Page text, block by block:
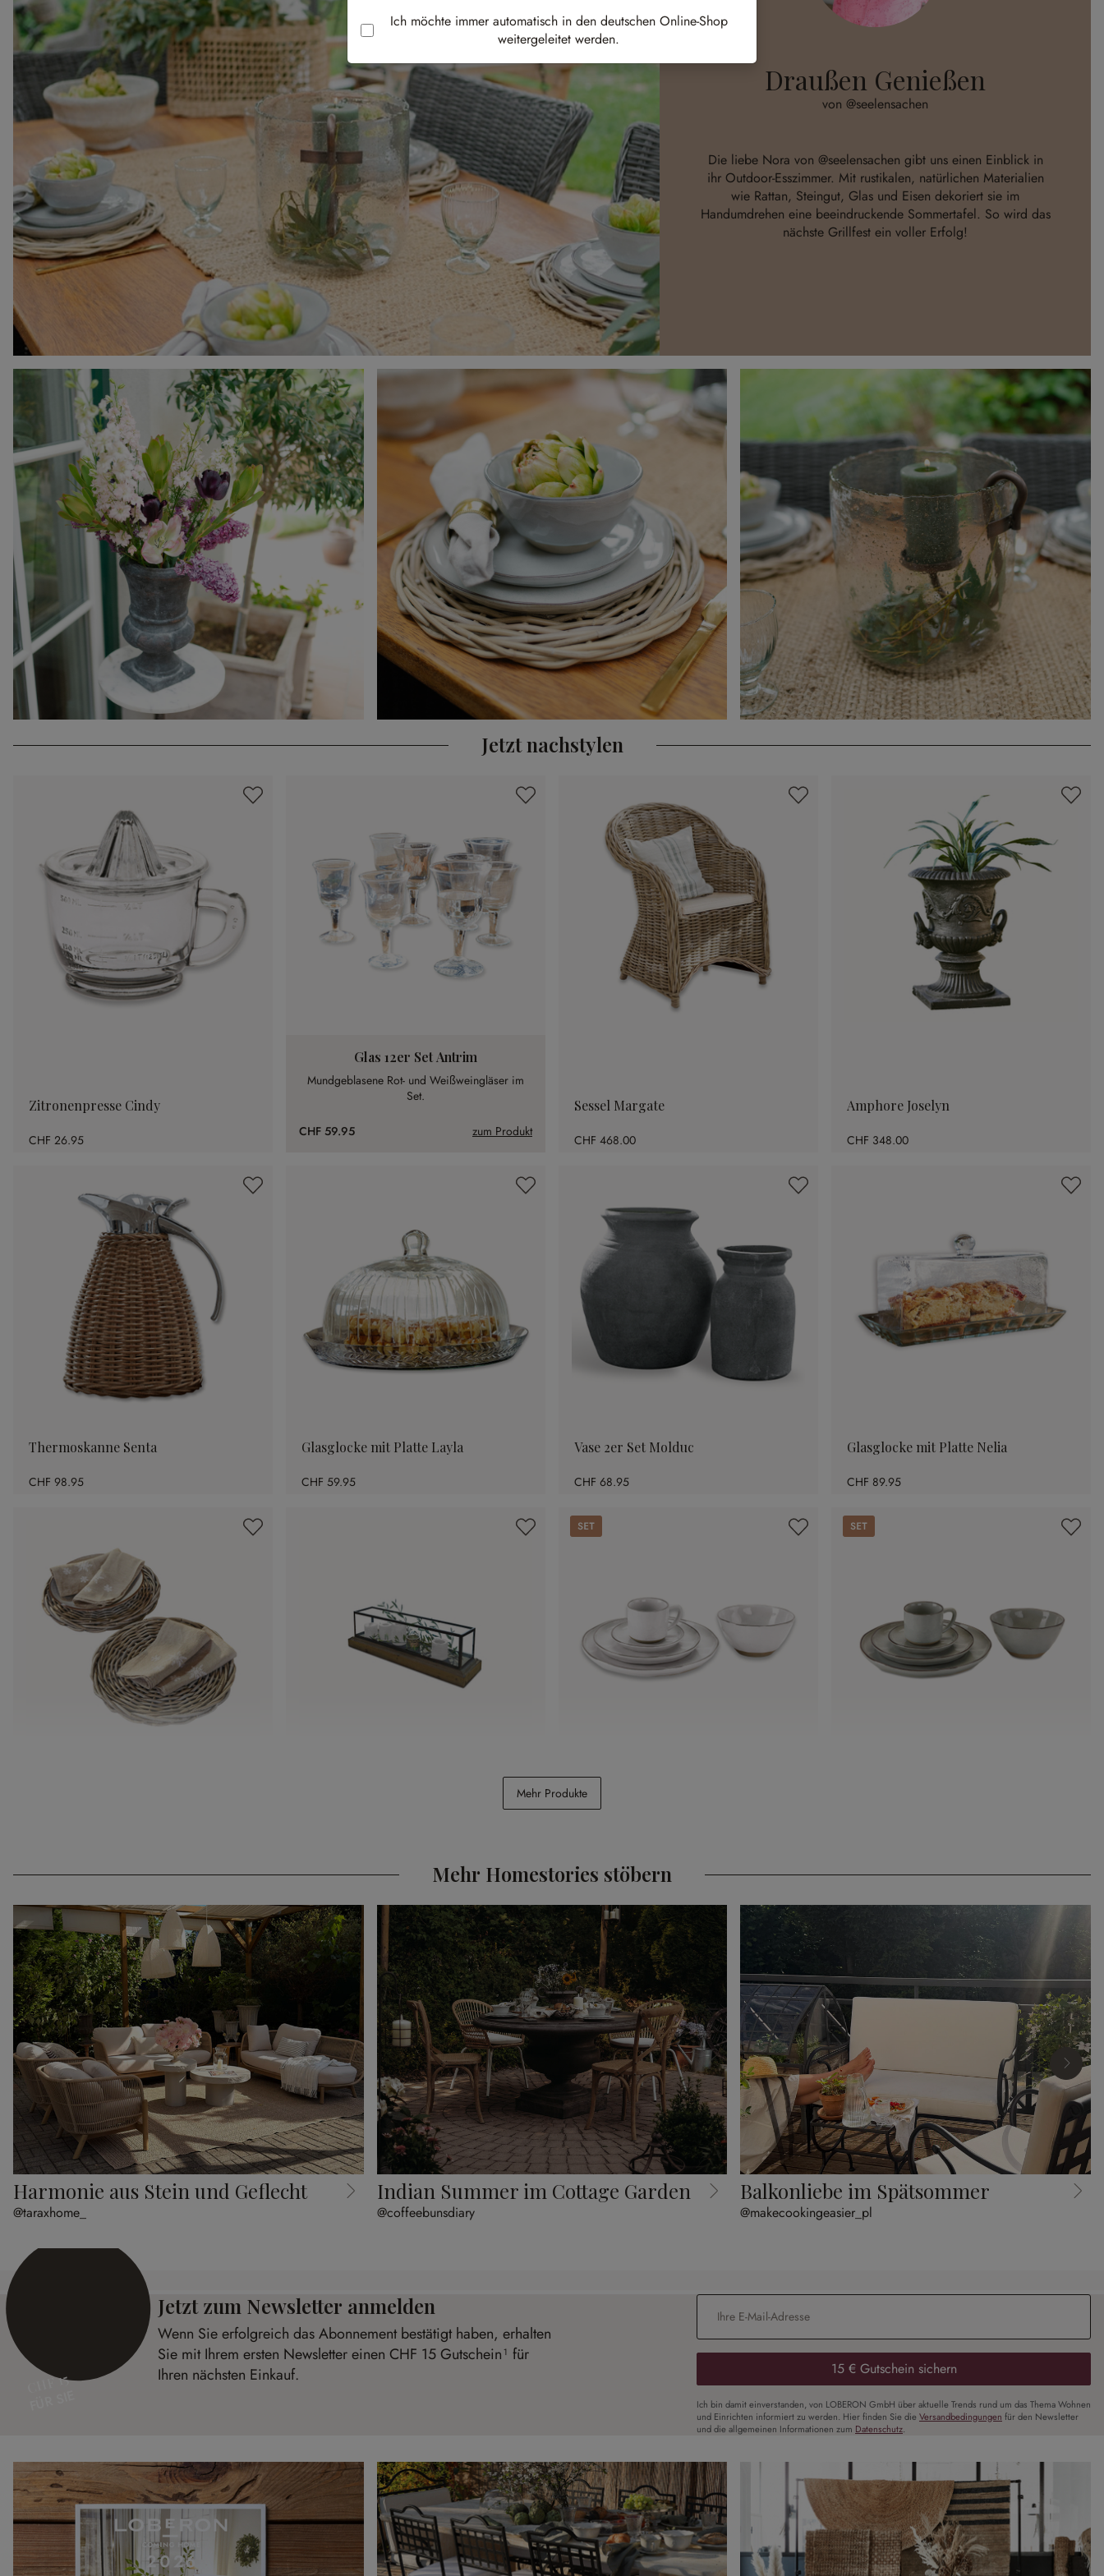
Draußen Genießen
von @seelensachen
Die liebe Nora von @seelensachen gibt uns einen Einblick in
ihr Outdoor-Esszimmer. Mit rustikalen, natürlichen Materialien
wie Rattan, Steingut, Glas und Eisen dekoriert sie im
Handumdrehen eine beeindruckende Sommertafel. So wird das
nächste Grillfest ein voller Erfolg!
Jetzt nachstylen
Zitronenpresse Cindy
CHF 26.95
Glas 12er Set Antrim
Mundgeblasene Rot- und Weißweingläser im
Set.
CHF 59.95 zum Produkt
Sessel Margate
CHF 468.00
Amphore Joselyn
CHF 348.00
Thermoskanne Senta
CHF 98.95
Glasglocke mit Platte Layla
CHF 59.95
Vase 2er Set Molduc
CHF 68.95
Glasglocke mit Platte Nelia
CHF 89.95
Set
Geschirr 30er Set Biarré
Set
Mehr Produkte
Mehr Homestories stöbern
Harmonie aus Stein und Geflecht
@taraxhome_
Indian Summer im Cottage Garden
@coffeebunsdiary
Balkonliebe im Spätsommer
@makecookingeasier_pl
CHF 15
Jetzt zum Newsletter anmelden
Wenn Sie erfolgreich das Abonnement bestätigt haben, erhalten
Sie mit Ihrem ersten Newsletter einen CHF 15 Gutschein¹ für
Ihren nächsten Einkauf.
E-Mail-Adresse*
15 € Gutschein sichern
Ich bin damit einverstanden, von LOBERON GmbH über aktuelle Trends rund um das Thema Wohnen
und Einrichten informiert zu werden. Hier finden Sie die Versandbedingungen für den Newsletter
und die allgemeinen Informationen zum Datenschutz.
Ich möchte immer automatisch in den deutschen Online-Shop
weitergeleitet werden.